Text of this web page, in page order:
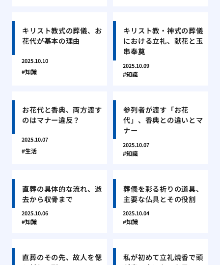
キリスト教式の葬儀、お
花代が基本の理由
2025.10.10
知識
キリスト教・神式の葬儀
における立礼、献花と玉
串奉奠
2025.10.09
知識
お花代と香典、両方渡す
のはマナー違反？
2025.10.07
生活
参列者が渡す「お花
代」、香典との違いとマ
ナー
2025.10.07
知識
直葬の具体的な流れ、逝
去から収骨まで
2025.10.06
知識
葬儀を彩る祈りの道具、
主要な仏具とその役割
2025.10.04
知識
直葬のその先、故人を偲
私が初めて立礼焼香で頭